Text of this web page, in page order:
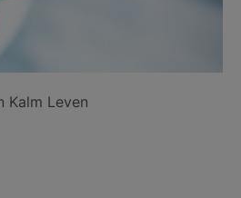
Kalm Leven